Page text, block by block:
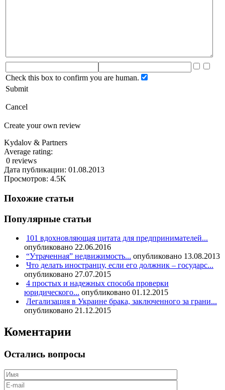
Check this box to confirm you are human.
Submit
Cancel
Create your own review
Kydalov & Partners
Average rating:
0 reviews
Дата публикации: 01.08.2013
Просмотров: 4.5K
Похожие статьи
Популярные статьи
101 вдохновляющая цитата для предпринимателей...
опубликовано 22.06.2016
“Утраченная” недвижимость... опубликовано 13.08.2013
Что делать иностранцу, если его должник – государс...
опубликовано 27.07.2015
4 простых и надежных способа проверки
юридического... опубликовано 01.12.2015
Легализация в Украине брака, заключенного за грани...
опубликовано 21.12.2015
Коментарии
Остались вопросы